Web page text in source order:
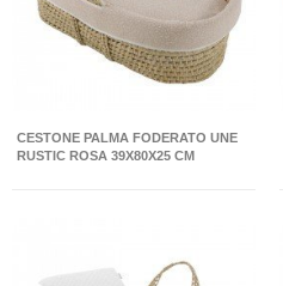
CESTONE PALMA FODERATO UNE
RUSTIC ROSA 39X80X25 CM